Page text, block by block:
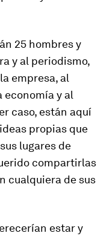
25 hombres y
y al periodismo,
empresa, al
economía y al
caso, están aquí
propias que
lugares de
compartirlas
cualquiera de sus
estar y